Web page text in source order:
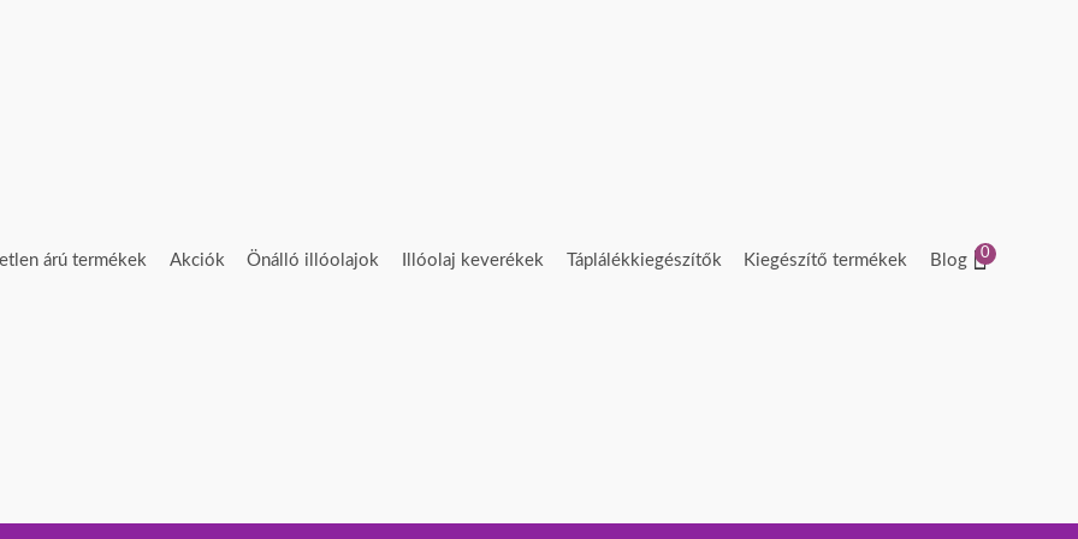
árú termékek Akciók Önálló illóolajok Illóolaj keverékek Táplálékkiegészítők Kiegészítő termékek Blog 0